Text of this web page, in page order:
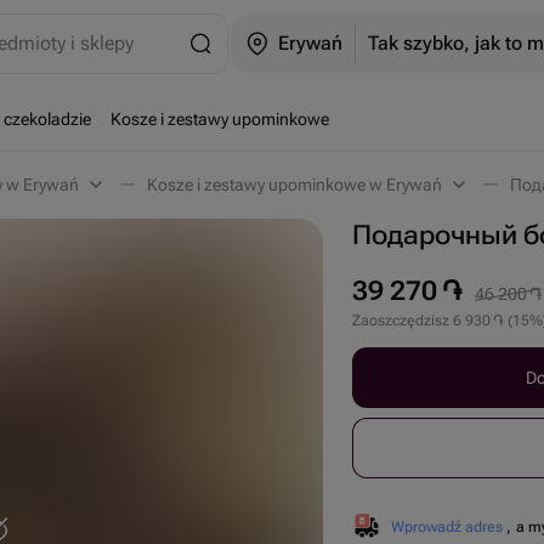
i sklepy Erywań Tak szybko, jak to
Kosze i zestawy upominkowe
w Erywań Kosze i zestawy upominkowe w Erywań
Подарочный
39 270 ֏ 46 200֏
Zaoszczędzisz 6 930 ֏ (15%
Wprowadź adres , a